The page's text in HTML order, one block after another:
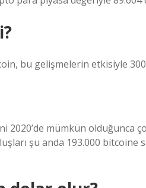
bu gelişmelerin etkisiyle
2020’de mümkün olduğunca
şu anda 193.000 bitcoine